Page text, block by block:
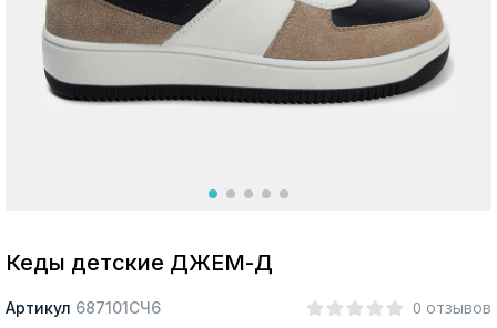
Кеды детские ДЖЕМ-Д
Артикул 687101СЧ6 0 отзывов